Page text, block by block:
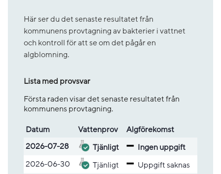
Här ser du det senaste resultatet från
kommunens provtagning av bakterier i vattnet
och kontroll för att se om det pågår en
algblomning.
Lista med provsvar
Första raden visar det senaste resultatet från
kommunens provtagning.
Lista med provsvar
Datum Vatten­prov
Alg­före­komst
2026-07-28
Tjänligt
Ingen uppgift
2026-06-30
Tjänligt
Upp­gift sak­nas